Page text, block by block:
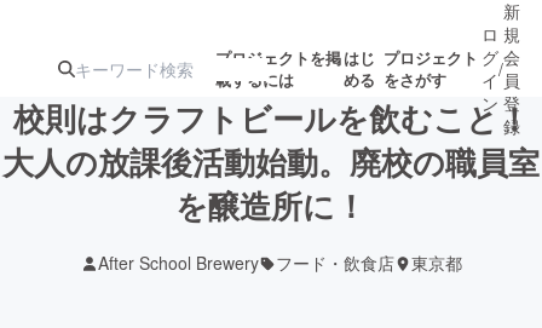
プロジェクトを掲
載するには
はじ
める
プロジェクト
をさがす
注目の新着プロ
ジェクト
募集終了が近いプ
ロ
グ
イ
ン
/
新
規
会
員
登
録
校則はクラフトビールを飲むこと！
大人の放課後活動始動。廃校の職員室
を醸造所に！
After School Brewery フード・飲食店 東京都